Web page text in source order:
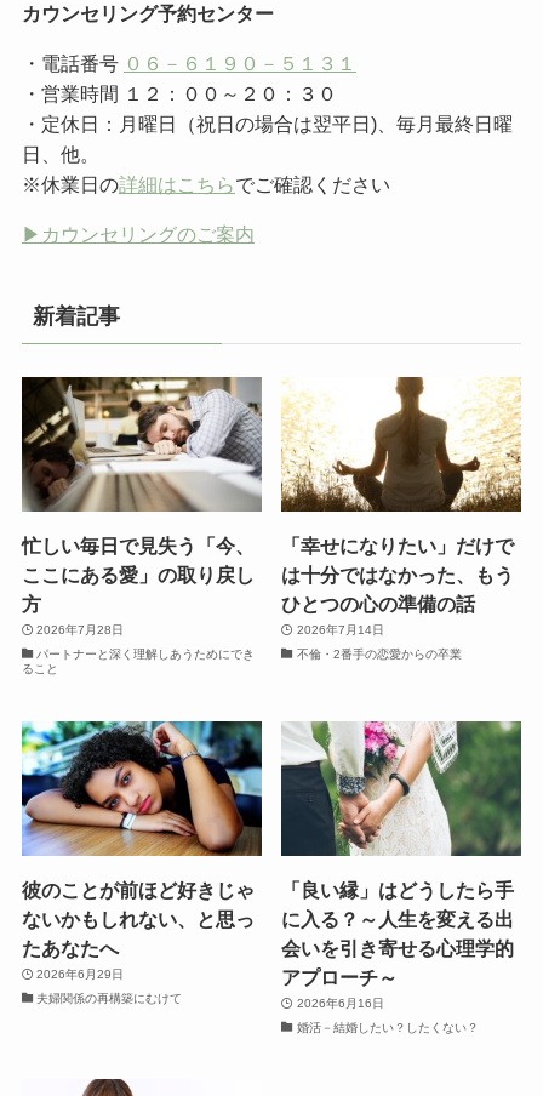
カウンセリング予約センター
・電話番号 ０６－６１９０－５１３１
・営業時間 １２：００～２０：３０
・定休日：月曜日（祝日の場合は翌平日)、毎月最終日曜
日、他。
※休業日の詳細はこちらでご確認ください
▶︎カウンセリングのご案内
新着記事
忙しい毎日で見失う「今、
ここにある愛」の取り戻し
方
2026年7月28日
パートナーと深く理解しあうためにでき
ること
「幸せになりたい」だけで
は十分ではなかった、もう
ひとつの心の準備の話
2026年7月14日
不倫・2番手の恋愛からの卒業
彼のことが前ほど好きじゃ
ないかもしれない、と思っ
たあなたへ
2026年6月29日
夫婦関係の再構築にむけて
「良い縁」はどうしたら手
に入る？～人生を変える出
会いを引き寄せる心理学的
アプローチ～
2026年6月16日
婚活－結婚したい？したくない？